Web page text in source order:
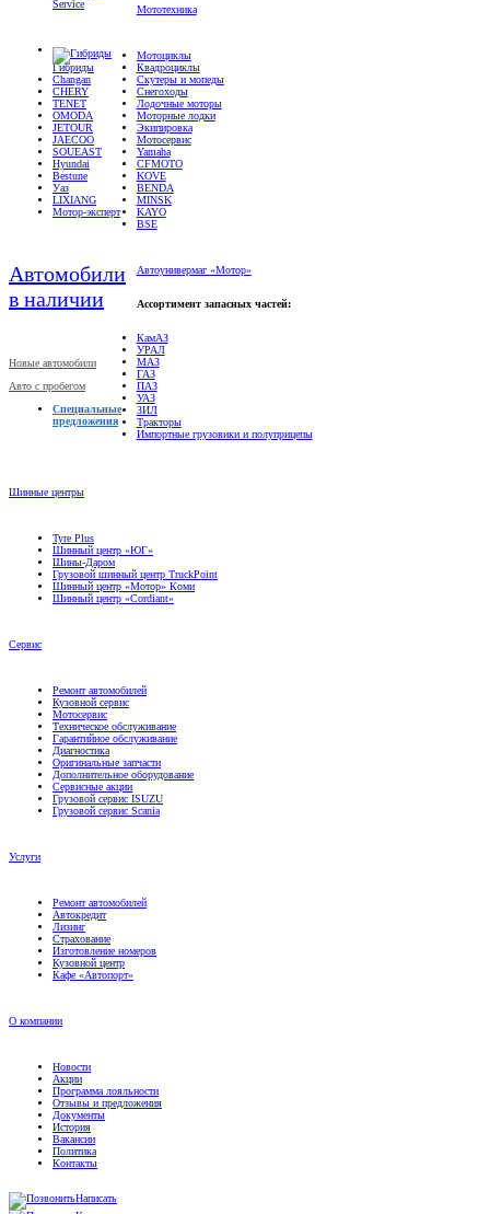
Гибриды
Changan
CHERY
TENET
OMODA
JETOUR
JAECOO
SOUEAST
Hyundai
Bestune
Уаз
LIXIANG
Мотор-эксперт
в наличии
Авто с пробегом
Специальные
предложения
Квадроциклы
Скутеры и мопеды
Снегоходы
Лодочные моторы
Моторные лодки
Экипировка
Мотосервис
Yamaha
CFMOTO
KOVE
BENDA
MINSK
KAYO
BSE
УРАЛ
МАЗ
ГАЗ
ПАЗ
УАЗ
ЗИЛ
Тракторы
Импортные грузовики и полуприцепы
Шинный центр «ЮГ»
Шины-Даром
Грузовой шинный центр TruckPoint
Шинный центр «Мотор» Коми
Шинный центр «Cordiant»
Кузовной сервис
Мотосервис
Техническое обслуживание
Гарантийное обслуживание
Диагностика
Оригинальные запчасти
Дополнительное оборудование
Сервисные акции
Грузовой сервис ISUZU
Грузовой сервис Scania
Автокредит
Лизинг
Страхование
Изготовление номеров
Кузовной центр
Кафе «Автопорт»
Акции
Программа лояльности
Отзывы и предложения
Документы
История
Вакансии
Политика
Контакты
Контакты